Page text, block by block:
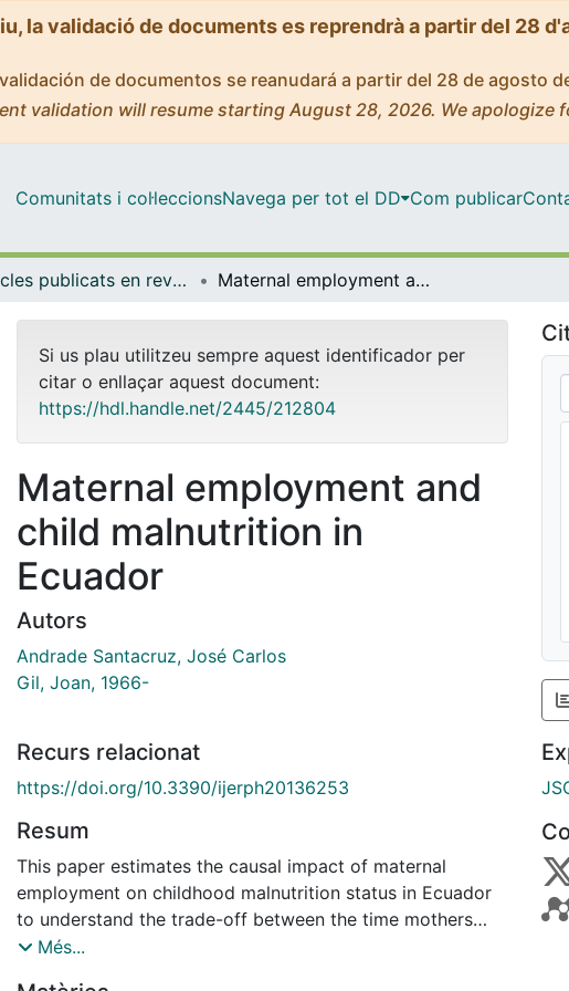
la validació de documents es reprendrà a partir del 28
de documentos se reanudará a partir del 28 de agosto
validation will resume starting August 28, 2026. We apologize
Comunitats i col·leccionsNavega per tot el DD Com publicar
Articles publicats en revistes (Economia) Maternal employment and child malnutrition in Ecuador
Si us plau utilitzeu sempre aquest identificador per
citar o enllaçar aquest document:
https://hdl.handle.net/2445/212804
Maternal employment and
child malnutrition in
Ecuador
Autors
Andrade Santacruz, José Carlos
Gil, Joan, 1966-
Recurs relacionat
https://doi.org/10.3390/ijerph20136253
Resum
This paper estimates the causal impact of maternal
employment on childhood malnutrition status in Ecuador
to understand the trade-off between the time mothers
devote to work and the time they dedicate to child-caring
Més...